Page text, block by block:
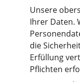
Unsere
Ihrer Daten.
die
Erfüllung
Pflichten